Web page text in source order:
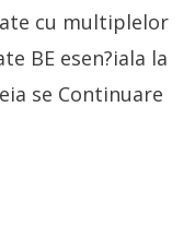
cu multiplelor
BE esen?iala la
se Continuare